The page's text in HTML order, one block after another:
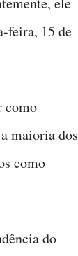
feira, 15 de
como
maioria dos
como
do